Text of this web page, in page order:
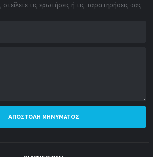
τις ερωτήσεις ή τις παρατηρήσεις σας
ΑΠΟΣΤΟΛΉ ΜΗΝΎΜΑΤΟΣ